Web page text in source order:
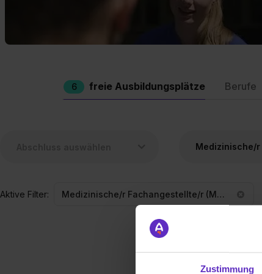
Zustimmung
6 freie Ausbildungsplätze Berufe
Aktive Filter: Medizinische/r Fachangestellte/r (MFA)